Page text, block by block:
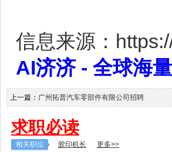
信息来源：
AI济济 - 全球海
上一篇： 广州拓普汽车零部件有限公司招聘
求职必读
相关职位 胶印机长 更多>>